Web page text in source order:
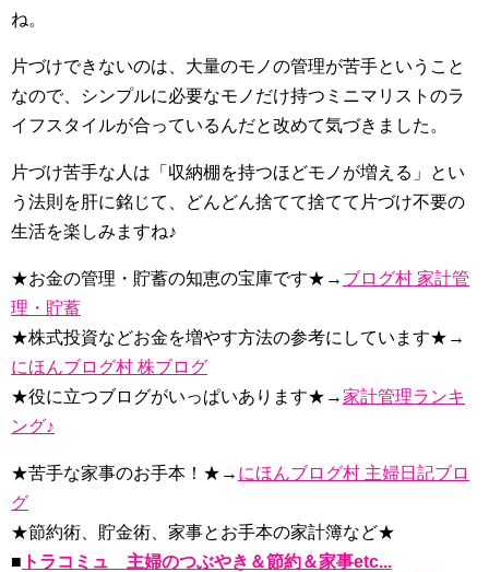
ね。
片づけできないのは、大量のモノの管理が苦手ということ
なので、シンプルに必要なモノだけ持つミニマリストのラ
イフスタイルが合っているんだと改めて気づきました。
片づけ苦手な人は「収納棚を持つほどモノが増える」とい
う法則を肝に銘じて、どんどん捨てて捨てて片づけ不要の
生活を楽しみますね♪
★お金の管理・貯蓄の知恵の宝庫です★→ ブログ村 家計管
理・貯蓄
★株式投資などお金を増やす方法の参考にしています★→
にほんブログ村 株ブログ
★役に立つブログがいっぱいあります★→家計管理ランキ
ング♪
★苦手な家事のお手本！★→ にほんブログ村 主婦日記ブロ
グ
★節約術、貯金術、家事とお手本の家計簿など★
■ トラコミュ 主婦のつぶやき＆節約＆家事etc...